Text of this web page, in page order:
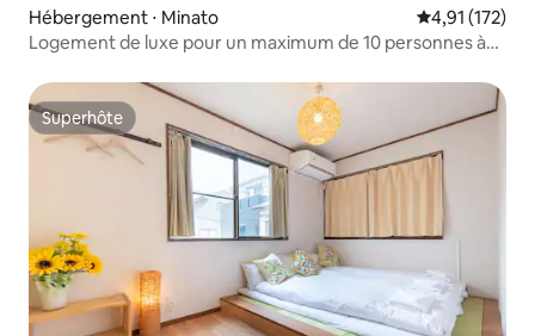
Hébergement ⋅ Minato Évaluation
4,91 (172)
Logement de luxe pour un maximum de 10 personnes à
Superhôte
Superhôte